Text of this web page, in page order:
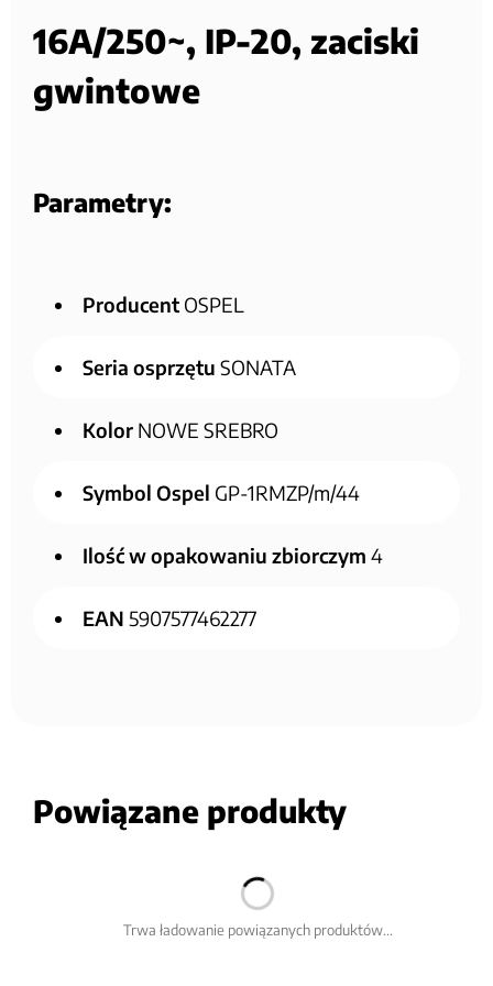
16A/250~, IP-20, zaciski
gwintowe
Parametry:
Producent OSPEL
Seria osprzętu SONATA
Kolor NOWE SREBRO
Symbol Ospel GP-1RMZP/m/44
Ilość w opakowaniu zbiorczym 4
EAN 5907577462277
Powiązane produkty
Trwa ładowanie powiązanych produktów...